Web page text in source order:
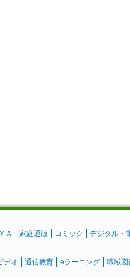
Ａ 家庭通販 コミック デジタル・
デオ 通信教育 eラーニング 職域図